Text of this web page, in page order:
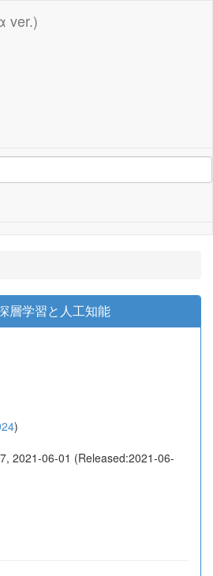
ver.)
層学習と人工知能
)
2021-06-01 (Released:2021-06-